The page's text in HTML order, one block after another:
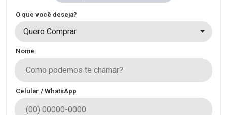
O que você deseja?
Quero Comprar
Nome
Celular / WhatsApp